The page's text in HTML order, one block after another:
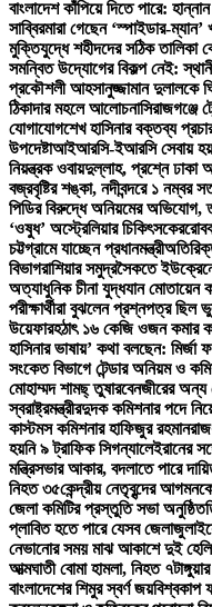
বাংলাদেশ কাঁপিয়ে দিতে পারে:
সাব্বিরমারা গেছেন ‘স্পাইডার-ম্যান’
মুক্তিযুদ্ধে শহীদদের সঠিক তালিকা
সমন্বিত উদ্যোগের বিকল্প নেই:
প্রকৌশলী আহসানুজ্জামান দুলালকে
ঠিকাদার মহলে আলোচনাসিরাজগঞ্জে
যোগাযোগশেখ হাসিনার বক্তব্য
উপদেষ্টাআইআরসি-ইআরসি সেবায়
নিয়ন্ত্রক ওবায়দুল্লাহ, প্রশ্নে
বজ্রবৃষ্টির শঙ্কা, নদীবন্দরে ১ নম্বর
পিডির বিরুদ্ধে অনিয়মের অভিযোগ,
‘ওষুধ’ অস্ট্রেলিয়ার চিকিৎসকের
চট্টগ্রামে যাচ্ছেন প্রধানমন্ত্রী
বিভাগরাশিয়ার সমুদ্রসৈকতে
অত্যাধুনিক চীনা যুদ্ধযান মোতায়েন
পরীক্ষার্থীরা বুঝলেন প্রশ্নপত্র ছিল
উয়েফারহঠাৎ ১৬ কেজি ওজন কমার
হাসিনার ভাষায়’ কথা বলছেন: মির্জা
সংকেত বিভাগে টেন্ডার অনিয়ম ও
মোহাম্মদ শামছ্ তুষারবেনজীরের অন্য
স্বরাষ্ট্রমন্ত্রীরদুদক কমিশনার পদে
কাস্টমস কমিশনার হাফিজুর রহমান
হয়নি ৯ ট্রাফিক সিগন্যালেইরানের
মন্ত্রিসভার আকার, বদলাতে পারে
নিহত ৩৫কেন্দ্রীয় নেতৃবৃন্দের
জেলা কমিটির প্রস্তুতি সভা অনুষ্ঠিত
প্লাবিত হতে পারে যেসব জেলা
নেভানোর সময় মাঝ আকাশে দুই
আত্মঘাতী বোমা হামলা, নিহত ৭
বাংলাদেশের শিমুর স্বর্ণ জয়বিশ্বকাপ